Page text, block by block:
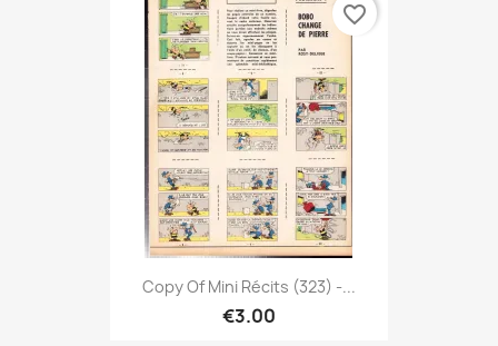
Copy Of Mini Récits (323) -...
€3.00
favorite_border